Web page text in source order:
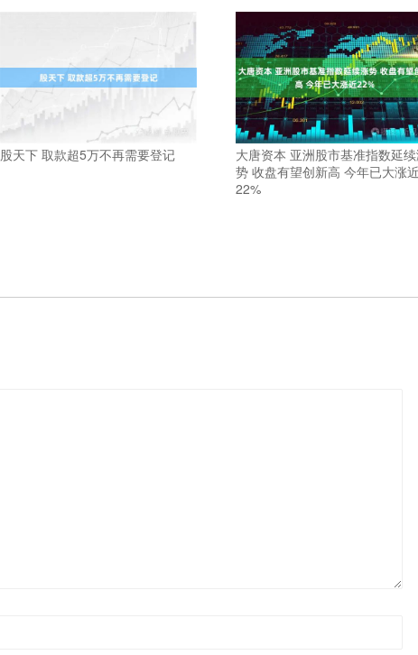
股天下 取款超5万不再需要登记
大唐资本 亚洲股市基准指数延
势 收盘有望创新高 今年已大涨近
22%